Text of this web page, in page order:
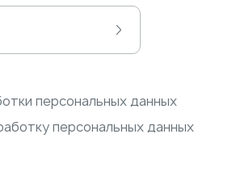
персональных данных
персональных данных